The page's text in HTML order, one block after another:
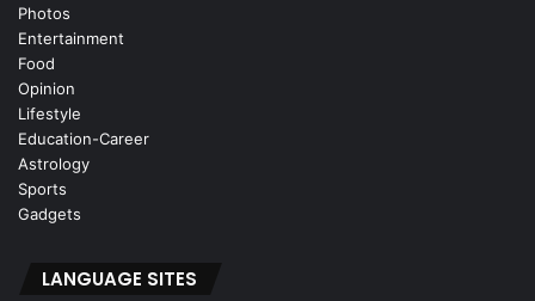
Photos
Entertainment
Food
Opinion
Lifestyle
Education-Career
Astrology
Sports
Gadgets
LANGUAGE SITES